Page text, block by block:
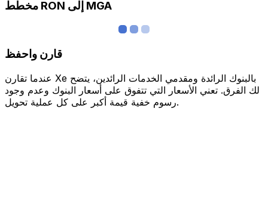
مخطط RON إلى MGA
قارن واحفظ
عندما تقارن Xe بالبنوك الرائدة ومقدمي الخدمات الرائدين، يتضح
لك الفرق. تعني الأسعار التي تتفوق على أسعار البنوك وعدم وجود
رسوم خفية قيمة أكبر على كل عملية تحويل.